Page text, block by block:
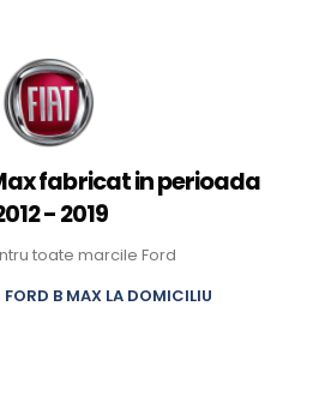
fabricat in perioada
- 2019
toate marcile Ford
FORD B MAX LA DOMICILIU